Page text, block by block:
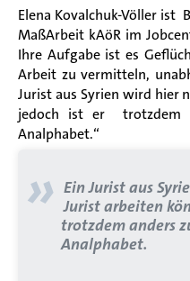
Elena Kovalchuk-Völler ist
MaßArbeit kAöR im
Ihre Aufgabe ist es
Arbeit zu vermitteln,
Jurist aus Syrien wird hier
jedoch ist er trotzdem
Analphabet.“
» Ein Jurist aus
Jurist arbeiten
trotzdem anders
Analphabet.